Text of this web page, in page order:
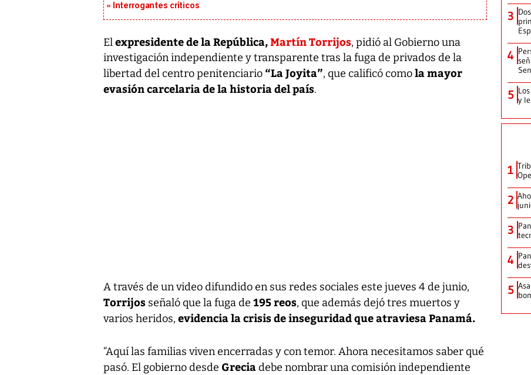
Interrogantes críticos
Elexpresidente de la República,Martín Torrijos, pidió al Gobierno una
investigación independiente y transparente tras la fuga de privados de la
libertad del centro penitenciario “La Joyita”, que calificó comola mayor
evasión carcelaria de la historia del país.
A través de un video difundido en sus redes sociales este jueves 4 de junio,
Torrijos señaló que la fuga de 195 reos, que además dejó tres muertos y
varios heridos, evidencia la crisis de inseguridad que atraviesa Panamá.
“Aquí las familias viven encerradas y con temor. Ahora necesitamos saber qué
pasó. El gobierno desde Greciadebe nombrar una comisión independiente
3
4
5 y
1
2
3
4
5